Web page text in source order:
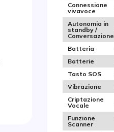
Connessione
vivavoce
Autonomia in
standby /
Conversazione
Batteria
Batterie
Tasto SOS
Vibrazione
Criptazione
Vocale
Funzione
Scanner